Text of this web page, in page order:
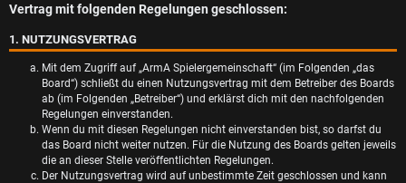
Vertrag mit folgenden Regelungen geschlossen:
1. NUTZUNGSVERTRAG
Mit dem Zugriff auf „ArmA Spielergemeinschaft“ (im Folgenden „das
Board“) schließt du einen Nutzungsvertrag mit dem Betreiber des Boards
ab (im Folgenden „Betreiber“) und erklärst dich mit den nachfolgenden
Regelungen einverstanden.
Wenn du mit diesen Regelungen nicht einverstanden bist, so darfst du
das Board nicht weiter nutzen. Für die Nutzung des Boards gelten jeweils
die an dieser Stelle veröffentlichten Regelungen.
Der Nutzungsvertrag wird auf unbestimmte Zeit geschlossen und kann